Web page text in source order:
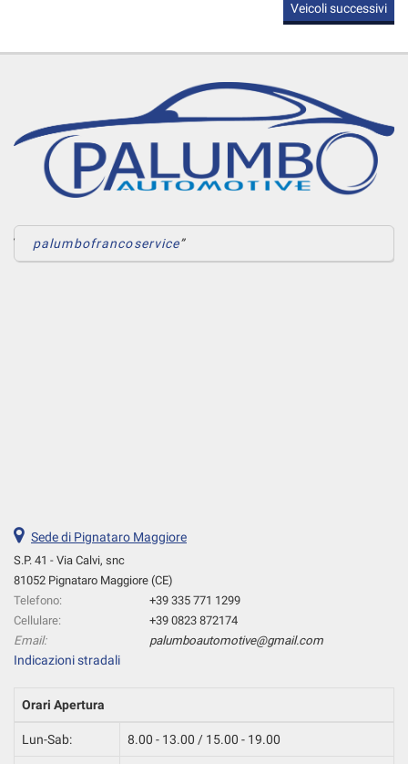
Airbag • Airbag laterali • Airbag Passeggero • Airbag testa • Autoradio •
Autoradio digitale • Bluetooth • Bracciolo • Cerchi in lega • Chiusura
Sensore di luce • Sensori di parcheggio posteriori • Servosterzo •
Specchietti laterali elettrici
Veicoli successivi
palumbofrancoservice
Sede di Pignataro Maggiore
S.P. 41 - Via Calvi, snc
81052 Pignataro Maggiore (CE)
Telefono:
+39 335 771 1299
Cellulare:
+39 0823 872174
Email:
palumboautomotive@gmail.com
Indicazioni stradali
Orari Apertura
Lun-Sab: 8.00 - 13.00 / 15.00 - 19.00